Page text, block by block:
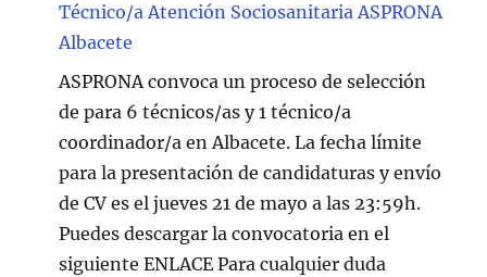
Técnico/a Atención Sociosanitaria ASPRONA
Albacete
ASPRONA convoca un proceso de selección
de para 6 técnicos/as y 1 técnico/a
coordinador/a en Albacete. La fecha límite
para la presentación de candidaturas y envío
de CV es el jueves 21 de mayo a las 23:59h.
Puedes descargar la convocatoria en el
siguiente ENLACE Para cualquier duda